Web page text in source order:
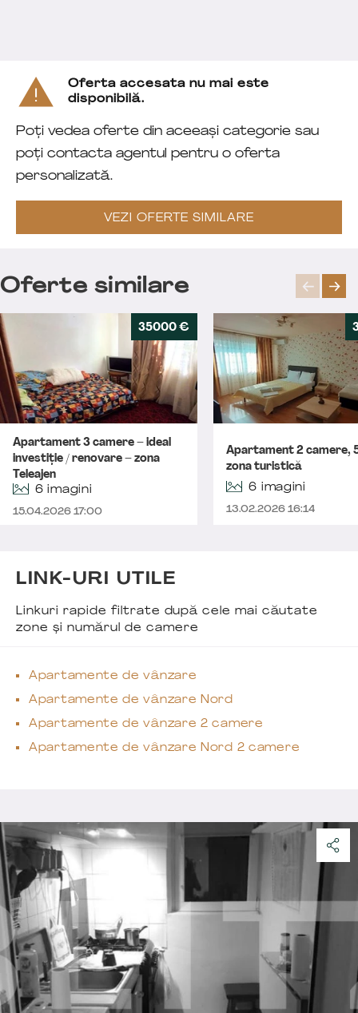
Oferta accesata nu mai este
disponibilă.
Poți vedea oferte din aceeași categorie sau
poți contacta agentul pentru o oferta
personalizată.
VEZI OFERTE SIMILARE
Oferte similare
35000 €
Apartament 3 camere – ideal
investiție / renovare – zona
Teleajen
6 imagini
15.04.2026 17:00
Apartament 2 camere,
zona turistică
6 imagini
13.02.2026 16:14
LINK-URI UTILE
Linkuri rapide filtrate după cele mai căutate
zone și numărul de camere
Apartamente de vânzare
Apartamente de vânzare Nord
Apartamente de vânzare 2 camere
Apartamente de vânzare Nord 2 camere